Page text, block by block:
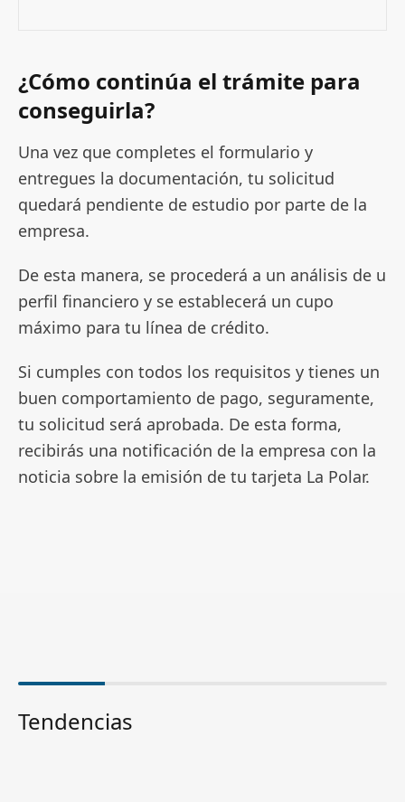
¿Cómo continúa el trámite para
conseguirla?
Una vez que completes el formulario y
entregues la documentación, tu solicitud
quedará pendiente de estudio por parte de la
empresa.
De esta manera, se procederá a un análisis de u
perfil financiero y se establecerá un cupo
máximo para tu línea de crédito.
Si cumples con todos los requisitos y tienes un
buen comportamiento de pago, seguramente,
tu solicitud será aprobada. De esta forma,
recibirás una notificación de la empresa con la
noticia sobre la emisión de tu tarjeta La Polar.
Tendencias